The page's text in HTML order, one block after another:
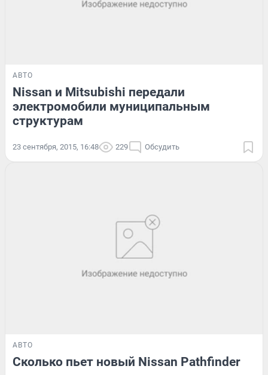
АВТО
Nissan и Mitsubishi передали
электромобили муниципальным
структурам
23 сентября, 2015, 16:48 229 Обсудить
АВТО
Сколько пьет новый Nissan Pathfinder